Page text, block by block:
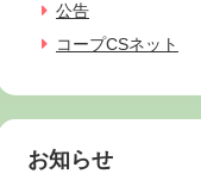
公告
コープCSネット
お知らせ